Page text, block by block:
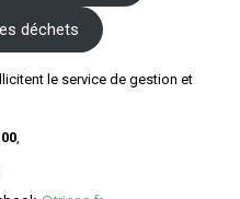
déchets
le service de gestion et
,